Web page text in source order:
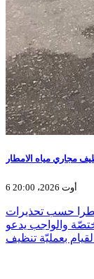
مجاري مياه الامطار
6 أوت 2026، 20:00
حسب تحذيرات
والواجب يدعو